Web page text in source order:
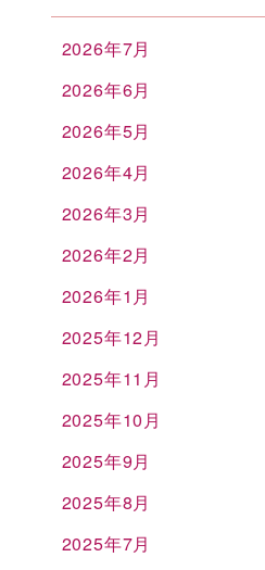
2026年7月
2026年6月
2026年5月
2026年4月
2026年3月
2026年2月
2026年1月
2025年12月
2025年11月
2025年10月
2025年9月
2025年8月
2025年7月